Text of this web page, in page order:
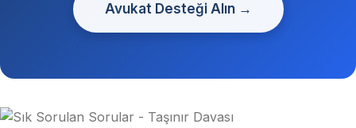
Avukat Desteği Alın →